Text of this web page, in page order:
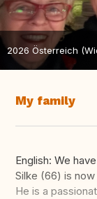
2026 Österreich
My family
English: We
Silke (66) is
He is a